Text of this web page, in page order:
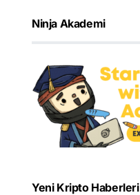
Ninja Akademi
Yeni Kripto Haberleri